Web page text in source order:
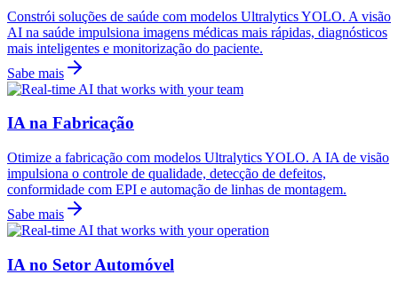
Constrói soluções de saúde com modelos Ultralytics YOLO. A visão
AI na saúde impulsiona imagens médicas mais rápidas, diagnósticos
mais inteligentes e monitorização do paciente.
Sabe mais
IA na Fabricação
Otimize a fabricação com modelos Ultralytics YOLO. A IA de visão
impulsiona o controle de qualidade, detecção de defeitos,
conformidade com EPI e automação de linhas de montagem.
Sabe mais
IA no Setor Automóvel